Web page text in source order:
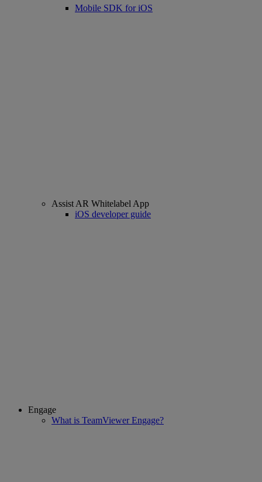
Mobile SDK for iOS
Assist AR Whitelabel App
iOS developer guide
Engage
What is TeamViewer Engage?